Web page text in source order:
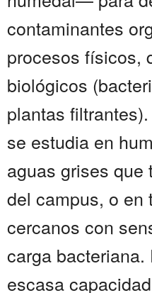
contaminantes
procesos físicos,
biológicos
plantas
se estudia en
aguas grises que
del campus, o en
cercanos con
carga
escasa